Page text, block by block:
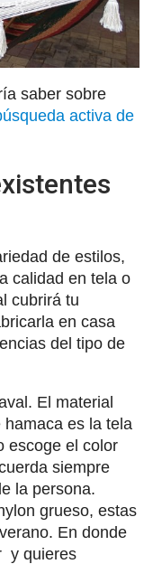
saber sobre
activa de
de estilos,
calidad en tela o
cubrirá tu
en casa
del tipo de
El material
es la tela
escoge el color
siempre
la persona.
grueso, estas
En donde
y quieres